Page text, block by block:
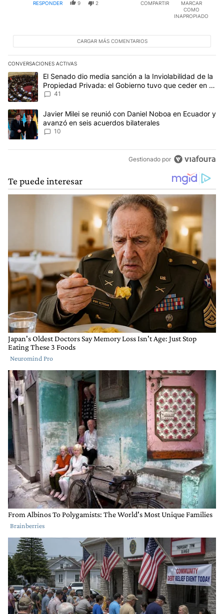
RESPONDER 9 2 COMPARTIR
MARCAR
COMO
INAPROPIADO
CARGAR MÁS COMENTARIOS
CONVERSACIONES ACTIVAS
Este listado muestra los artículos con más comentarios en los
Un artículo de tendencia con el título "El Senado dio media
El Senado dio media sanción a la Inviolabilidad de la
Propiedad Privada: el Gobierno tuvo que ceder en la
Ley del Manejo del Fuego
41
Un artículo de tendencia con el título "Javier Milei se reunió con
Javier Milei se reunió con Daniel Noboa en Ecuador y
avanzó en seis acuerdos bilaterales
10
Gestionado por